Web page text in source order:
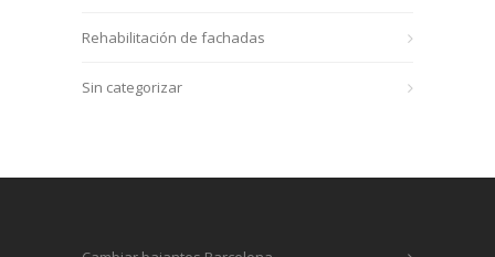
Rehabilitación de fachadas
Sin categorizar